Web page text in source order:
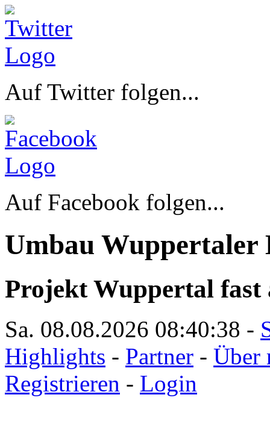
Auf Twitter folgen...
Auf Facebook folgen...
Umbau Wuppertaler
Projekt Wuppertal fast
Sa. 08.08.2026 08:40:38 -
Highlights - Partner - Über
Registrieren - Login